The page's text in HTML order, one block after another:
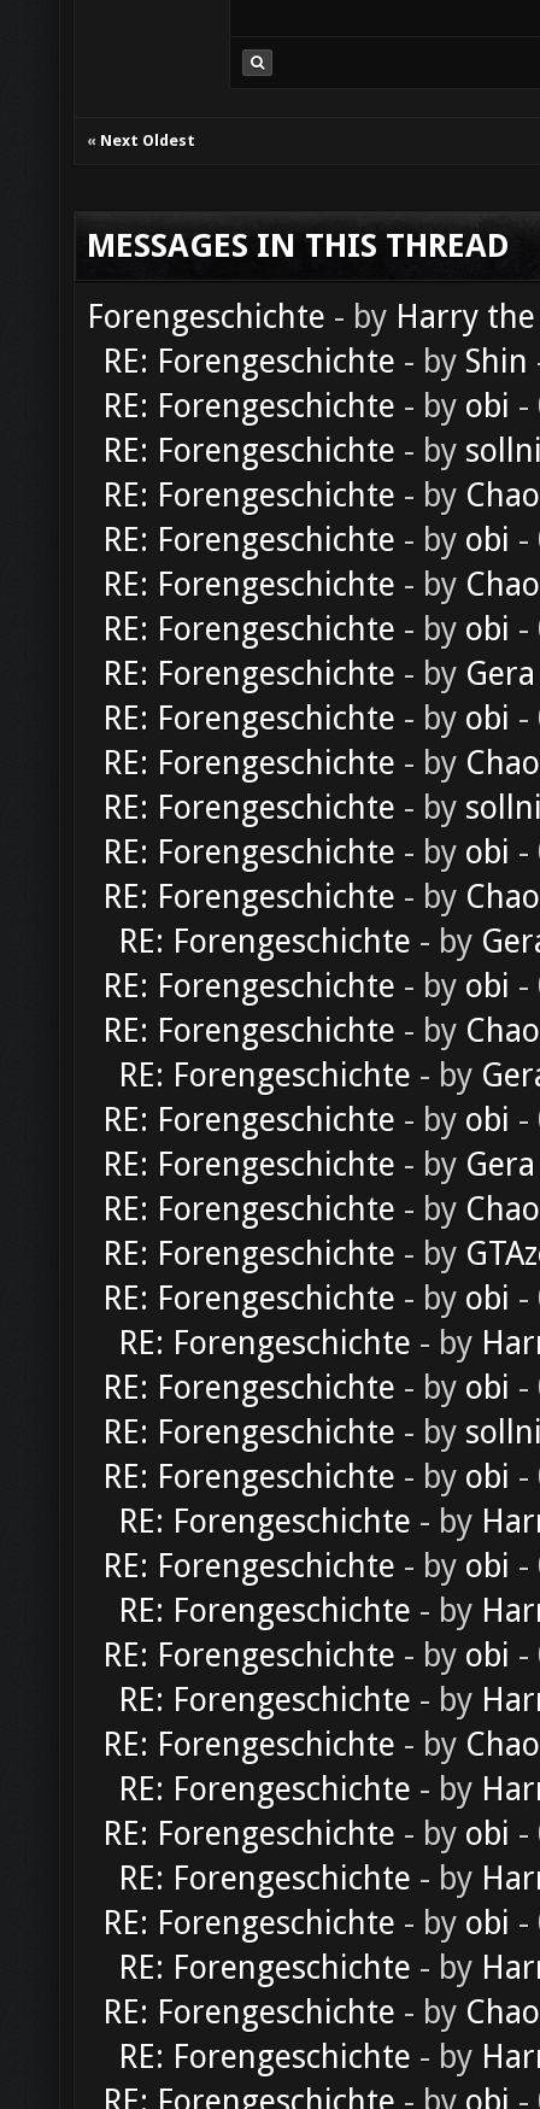
« Next Oldest
MESSAGES IN THIS THREAD
Forengeschichte - by Harry
RE: Forengeschichte - by Shin
RE: Forengeschichte - by obi -
RE: Forengeschichte - by
RE: Forengeschichte - by
RE: Forengeschichte - by obi -
RE: Forengeschichte - by
RE: Forengeschichte - by obi -
RE: Forengeschichte - by Gera
RE: Forengeschichte - by obi -
RE: Forengeschichte - by
RE: Forengeschichte - by
RE: Forengeschichte - by obi -
RE: Forengeschichte - by
RE: Forengeschichte - by
RE: Forengeschichte - by obi -
RE: Forengeschichte - by
RE: Forengeschichte - by
RE: Forengeschichte - by obi -
RE: Forengeschichte - by Gera
RE: Forengeschichte - by
RE: Forengeschichte - by
RE: Forengeschichte - by obi -
RE: Forengeschichte - by
RE: Forengeschichte - by obi -
RE: Forengeschichte - by
RE: Forengeschichte - by obi -
RE: Forengeschichte - by
RE: Forengeschichte - by obi -
RE: Forengeschichte - by
RE: Forengeschichte - by obi -
RE: Forengeschichte - by
RE: Forengeschichte - by
RE: Forengeschichte - by
RE: Forengeschichte - by obi -
RE: Forengeschichte - by
RE: Forengeschichte - by obi -
RE: Forengeschichte - by
RE: Forengeschichte - by
RE: Forengeschichte - by